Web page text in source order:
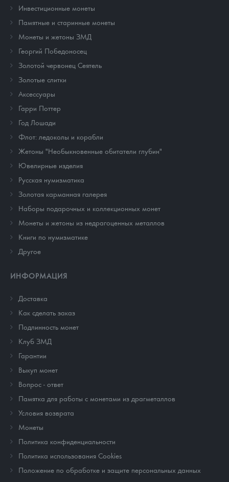
Инвестиционные монеты
Памятные и старинные монеты
Монеты и жетоны ЗМД
Георгий Победоносец
Золотой червонец Сеятель
Золотые слитки
Аксессуары
Гарри Поттер
Год Лошади
Флот: ледоколы и корабли
Жетоны "Необыкновенные обитатели глубин"
Ювелирные изделия
Русская нумизматика
Золотая карманная галерея
Наборы подарочных и коллекционных монет
Монеты и жетоны из недрагоценных металлов
Книги по нумизматике
Другое
ИНФОРМАЦИЯ
Доставка
Как сделать заказ
Подлинность монет
Клуб ЗМД
Гарантии
Выкуп монет
Вопрос - ответ
Памятка для работы с монетами из драгметаллов
Условия возврата
Монеты
Политика конфиденциальности
Политика использования Cookies
Положение по обработке и защите персональных данных